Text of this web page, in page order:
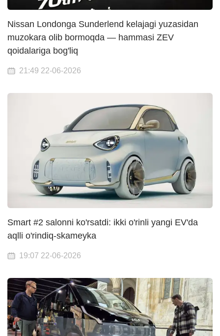
Nissan Londonga Sunderlend kelajagi yuzasidan
muzokara olib bormoqda — hammasi ZEV
qoidalariga bog'liq
21:49 22-06-2026
Smart #2 salonni ko'rsatdi: ikki o'rinli yangi EV'da
aqlli o'rindiq-skameyka
19:07 22-06-2026